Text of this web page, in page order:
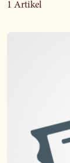
1 Artikel